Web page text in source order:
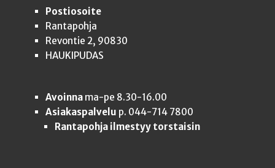
Postiosoite
Rantapohja
Revontie 2, 90830
HAUKIPUDAS
Avoinnama-pe 8.30-16.00
Asiakaspalvelu p. 044-714 7800
Rantapohja ilmestyy torstaisin